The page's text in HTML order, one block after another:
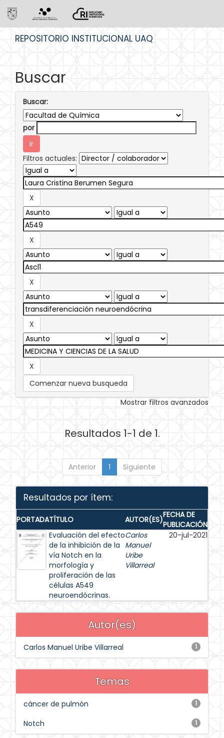
REPOSITORIO INSTITUCIONAL UAQ
Buscar
Buscar:
por
Filtros actuales:
Comenzar nueva busqueda
Mostrar filtros avanzados
Resultados 1-1 de 1.
Anterior 1 Siguiente
Resultados por ítem:
PORTADATÍTULO AUTOR(ES)FECHA DE
PUBLICACIÓN
Evaluación del efecto
de la inhibición de la
vía Notch en la
morfología y
proliferación de las
células A549
neuroendócrinas.
Carlos
Manuel
Uribe
Villarreal
20-jul-2021
Autor(es)
1
Carlos Manuel Uribe Villarreal
Temas
1
cáncer de pulmón
1
Notch